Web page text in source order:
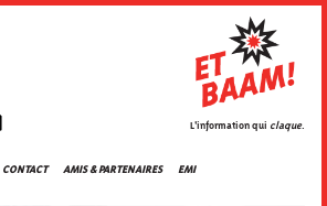
CONTACT AMIS & PARTENAIRES EMI
L'information qui claque.